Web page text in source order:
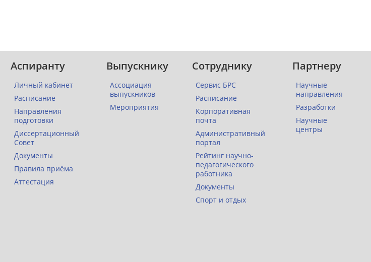
Аспиранту
Личный кабинет
Расписание
Направления
подготовки
Диссертационный
Совет
Документы
Правила приёма
Аттестация
Выпускнику
Ассоциация
выпускников
Мероприятия
Сотруднику
Сервис БРС
Расписание
Корпоративная
почта
Административный
портал
Рейтинг научно-
педагогического
работника
Документы
Спорт и отдых
Партнеру
Научные
направления
Разработки
Научные
центры